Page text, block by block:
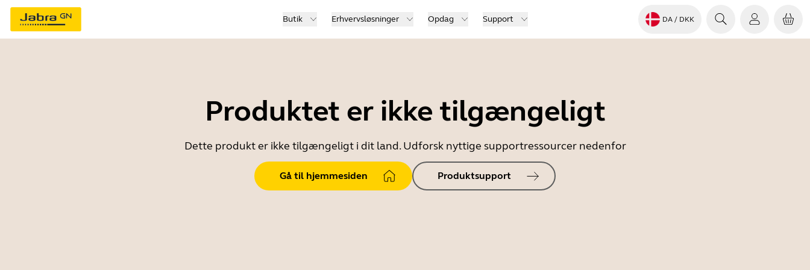
Butik Erhvervsløsninger Opdag Support DA / DKK
Produktet er ikke tilgængeligt
Dette produkt er ikke tilgængeligt i dit land. Udforsk nyttige supportressourcer nedenfor
Gå til hjemmesiden Produktsupport